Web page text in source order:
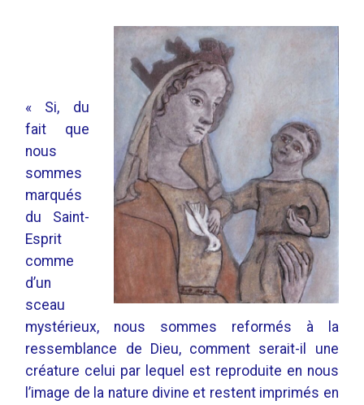
« Si, du
fait que
nous
sommes
marqués
du Saint-
Esprit
comme
d’un
sceau
mystérieux, nous sommes reformés à la
ressemblance de Dieu,comment serait-il une
créature celui par lequel est reproduite en nous
l’image de la nature divine et restent imprimés en